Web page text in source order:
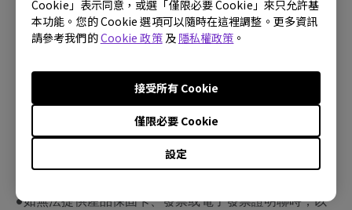
Cookie」表示同意，或選「僅限必要 Cookie」來只允許基
本功能。您的 Cookie 選項可以隨時在這裡調整。更多資訊
請參考我們的Cookie 政策及 隱私權政策 。
設定
僅限必要 Cookie
接受所有 Cookie
保固期認定
●為確保客戶的權益，請於購買時要求經銷商在產品保固
卡上填上產品型號、產品序號和購買日期，且蓋上店章，
消費者請保留產品保固卡、發票或電子發票證明聯。產品
在保固期內有需要維修服務時，煩請出示產品保固卡、發
票或電子發票證明聯。
●如無法提供產品保固卡、發票或電子發票證明聯時，以